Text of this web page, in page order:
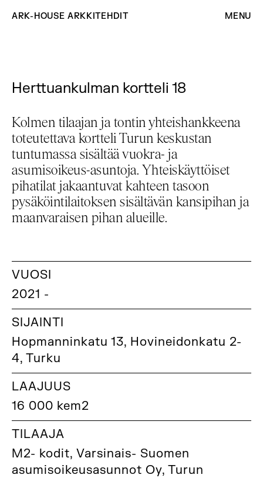
ARK-HOUSE ARKKITEHDIT MENU
Herttuankulman kortteli 18
Kolmen tilaajan ja tontin yhteishankkeena
toteutettava kortteli Turun keskustan
tuntumassa sisältää vuokra- ja
asumisoikeus-asuntoja. Yhteiskäyttöiset
pihatilat jakaantuvat kahteen tasoon
pysäköintilaitoksen sisältävän kansipihan ja
maanvaraisen pihan alueille.
VUOSI
2021 -
SIJAINTI
Hopmanninkatu 13, Hovineidonkatu 2-
4, Turku
LAAJUUS
16 000 kem2
TILAAJA
M2- kodit, Varsinais- Suomen
asumisoikeusasunnot Oy, Turun